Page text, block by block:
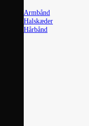
Armbånd
Halskæder
Hårbånd